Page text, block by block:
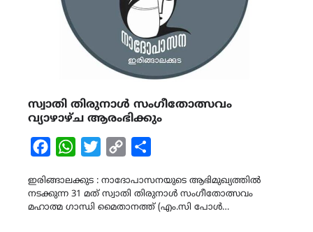
സ്വാതി തിരുനാൾ സംഗീതോത്സവം
വ്യാഴാഴ്ച ആരംഭിക്കും
FacebookWhatsAppTwitterCopy
ഇരിങ്ങാലക്കുട : നാദോപാസനയുടെ ആഭിമുഖ്യത്തിൽ
നടക്കുന്ന 31 മത് സ്വാതി തിരുനാൾ സംഗീതോത്സവം
മഹാത്മ ഗാന്ധി മൈതാനത്ത് (എം.സി പോൾ…